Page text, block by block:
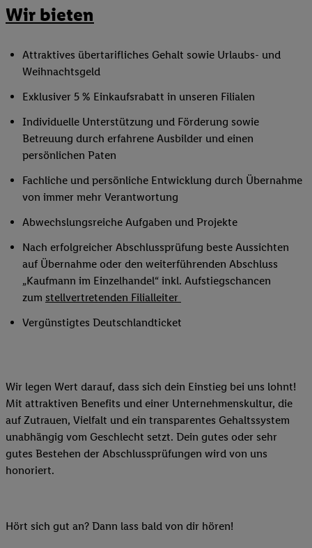
Wir bieten
Attraktives übertarifliches Gehalt sowie Urlaubs- und
Weihnachtsgeld
Exklusiver 5 % Einkaufsrabatt in unseren Filialen
Individuelle Unterstützung und Förderung sowie
Betreuung durch erfahrene Ausbilder und einen
persönlichen Paten
Fachliche und persönliche Entwicklung durch Übernahme
von immer mehr Verantwortung
Abwechslungsreiche Aufgaben und Projekte
Nach erfolgreicher Abschlussprüfung beste Aussichten
auf Übernahme oder den weiterführenden Abschluss
„Kaufmann im Einzelhandel“ inkl. Aufstiegschancen
zum stellvertretenden Filialleiter
Vergünstigtes Deutschlandticket
Wir legen Wert darauf, dass sich dein Einstieg bei uns lohnt!
Mit attraktiven Benefits und einer Unternehmenskultur, die
auf Zutrauen, Vielfalt und ein transparentes Gehaltssystem
unabhängig vom Geschlecht setzt. Dein gutes oder sehr
gutes Bestehen der Abschlussprüfungen wird von uns
honoriert.
Hört sich gut an? Dann lass bald von dir hören!